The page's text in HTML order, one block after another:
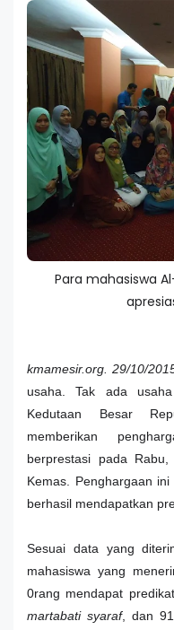
Para mahasiswa
kmamesir.org. 29/10/
usaha. Tak ada
Kedutaan Besar
memberikan
berprestasi pada
Kemas. Penghargaan
berhasil mendapatkan
Sesuai data yang
mahasiswa yang
0rang mendapat
martabati syaraf, dan